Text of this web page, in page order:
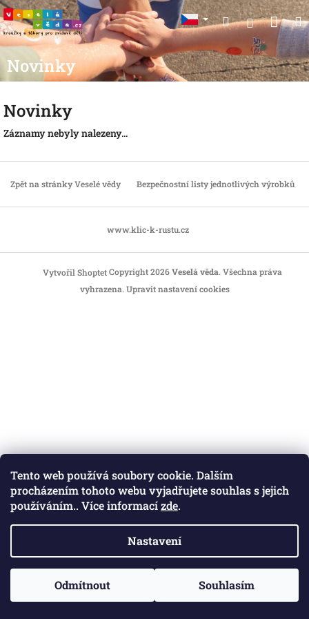
Tento web používá soubory cookie. Dalším
procházením tohoto webu vyjadřujete souhlas s jejich
používáním.. Více informacízde.
Nastavení
Odmítnout Souhlasím
Přejít
na
obsah
Hledat
Novinky
Novinky
Záznamy nebyly nalezeny...
Zpět na stránky Veselé vědy Bezpečnostní listy jednotlivých výrobků
www.klic-k-rustu.cz
Vytvořil ShoptetCopyright 2026Veselá věda. Všechna práva
vyhrazena.Upravit nastavení cookies